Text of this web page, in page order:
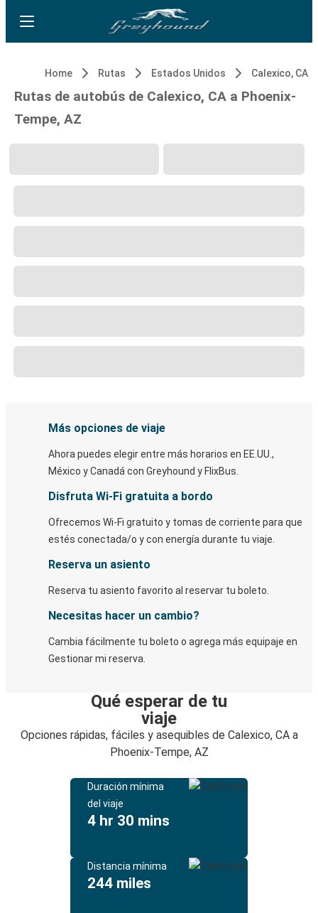
Home Rutas Estados Unidos Calexico, CA
Rutas de autobús de Calexico, CA a Phoenix-
Tempe, AZ
Más opciones de viaje
Ahora puedes elegir entre más horarios en EE.UU.,
México y Canadá con Greyhound y FlixBus.
Disfruta Wi-Fi gratuita a bordo
Ofrecemos Wi-Fi gratuito y tomas de corriente para que
estés conectada/o y con energía durante tu viaje.
Reserva un asiento
Reserva tu asiento favorito al reservar tu boleto.
Necesitas hacer un cambio?
Cambia fácilmente tu boleto o agrega más equipaje en
Gestionar mi reserva.
Qué esperar de tu
viaje
Opciones rápidas, fáciles y asequibles de Calexico, CA a
Phoenix-Tempe, AZ
Duración mínima
del viaje
4 hr 30 mins
Distancia mínima
244 miles